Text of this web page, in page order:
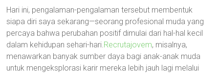
Hari ini, pengalaman-pengalaman tersebut membentuk
siapa diri saya sekarang—seorang profesional muda yang
percaya bahwa perubahan positif dimulai dari hal-hal kecil
dalam kehidupan sehari-hari.Recrutajovem, misalnya,
menawarkan banyak sumber daya bagi anak-anak muda
untuk mengeksplorasi karir mereka lebih jauh lagi melalui